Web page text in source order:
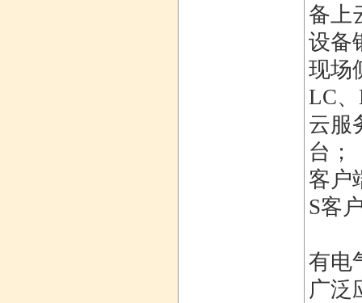
备上
设备
现场
LC
云服
台；
客户
S客
有电
广泛